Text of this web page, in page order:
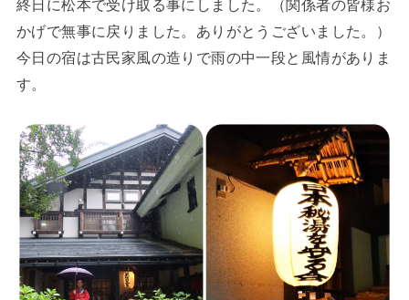
終日に松本で受け取る事にしました。（関係者の皆様お
かげで無事に戻りました。ありがとうございました。）
今日の宿は古民家風の造りで雨の中一段と風情がありま
す。